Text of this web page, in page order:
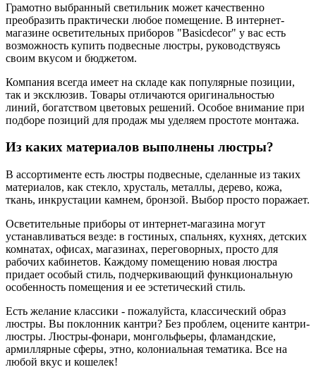
Грамотно выбранный светильник может качественно
преобразить практически любое помещение. В интернет-
магазине осветительных приборов "Basicdecor" у вас есть
возможность купить подвесные люстры, руководствуясь
своим вкусом и бюджетом.
Компания всегда имеет на складе как популярные позиции,
так и эксклюзив. Товары отличаются оригинальностью
линий, богатством цветовых решений. Особое внимание при
подборе позиций для продаж мы уделяем простоте монтажа.
Из каких материалов выполнены люстры?
В ассортименте есть люстры подвесные, сделанные из таких
материалов, как стекло, хрусталь, металлы, дерево, кожа,
ткань, инкрустации камнем, бронзой. Выбор просто поражает.
Осветительные приборы от интернет-магазина могут
устанавливаться везде: в гостиных, спальнях, кухнях, детских
комнатах, офисах, магазинах, переговорных, просто для
рабочих кабинетов. Каждому помещению новая люстра
придает особый стиль, подчеркивающий функциональную
особенность помещения и ее эстетический стиль.
Есть желание классики - пожалуйста, классический образ
люстры. Вы поклонник кантри? Без проблем, оцените кантри-
люстры. Люстры-фонари, монгольфьеры, фламандские,
армиллярные сферы, этно, колониальная тематика. Все на
любой вкус и кошелек!